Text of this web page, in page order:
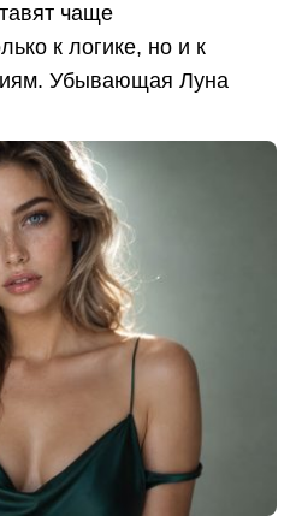
чаще
к логике, но и к
Убывающая Луна